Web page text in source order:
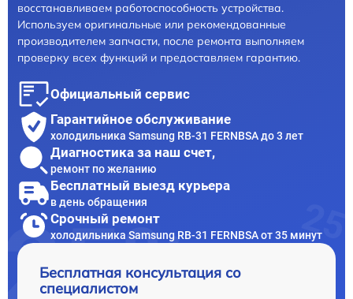
восстанавливаем работоспособность устройства.
Используем оригинальные или рекомендованные
производителем запчасти, после ремонта выполняем
проверку всех функций и предоставляем гарантию.
Официальный сервис
Гарантийное обслуживание
холодильника Samsung RB-31 FERNBSA до 3 лет
Диагностика за наш счет,
ремонт по желанию
Бесплатный выезд курьера
в день обращения
Срочный ремонт
холодильника Samsung RB-31 FERNBSA от 35 минут
Бесплатная консультация со
специалистом